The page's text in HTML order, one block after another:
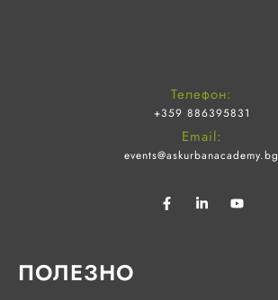
Email:
events@askurbanacademy.bg
Телефон:
+359 886395831
ПОЛЕЗНО